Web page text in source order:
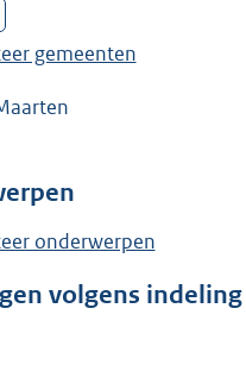
gemeenten
onderwerpen
volgens indeling